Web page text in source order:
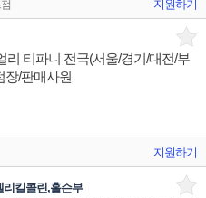
지원하기
리 티파니 전국(서울/경기/대전/부
장/판매사원
지원하기
리킬콜린,홀슨부